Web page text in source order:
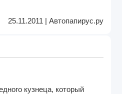
25.11.2011 | Автопапирус.ру
кузнеца, который